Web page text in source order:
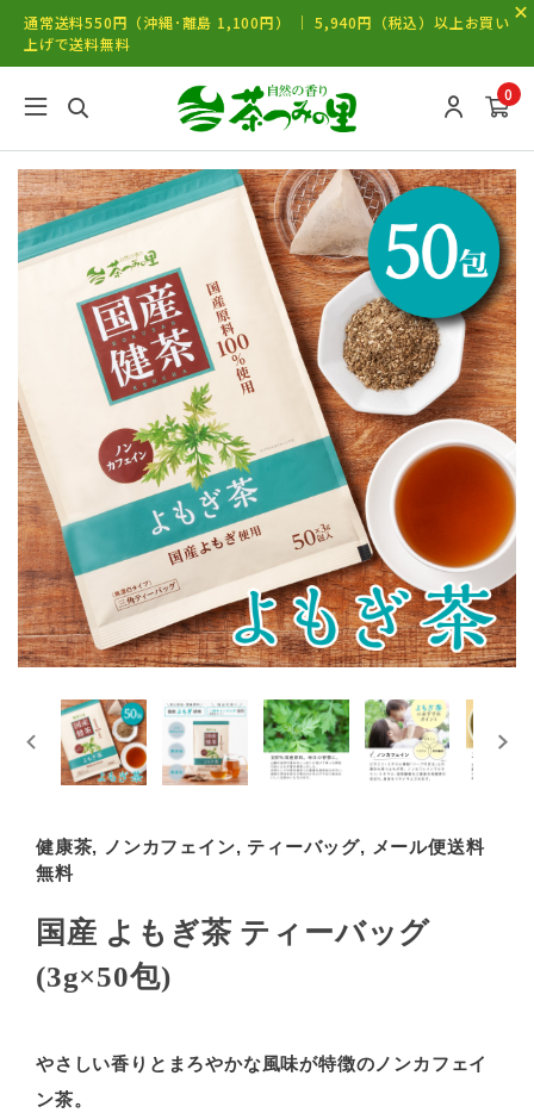
通常送料550円（沖縄･離島 1,100円） ｜ 5,940円（税込）以上お買い
上げで送料無料
0
健康茶, ノンカフェイン, ティーバッグ, メール便送料
無料
国産 よもぎ茶 ティーバッグ
(3g×50包)
やさしい香りとまろやかな風味が特徴のノンカフェイ
ン茶。